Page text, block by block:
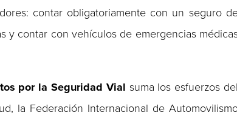
contar obligatoriamente con un seguro
y contar con vehículos de emergencias
por la Seguridad Vial suma los esfuerzos
la Federación Internacional de